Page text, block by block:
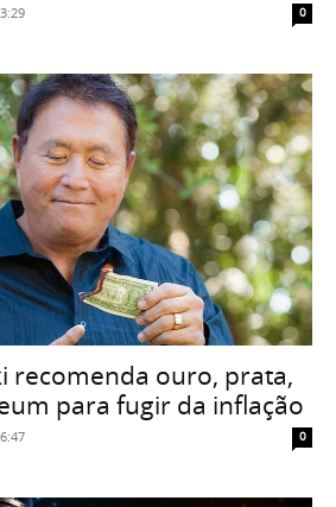
0
recomenda ouro, prata,
para fugir da inflação
0